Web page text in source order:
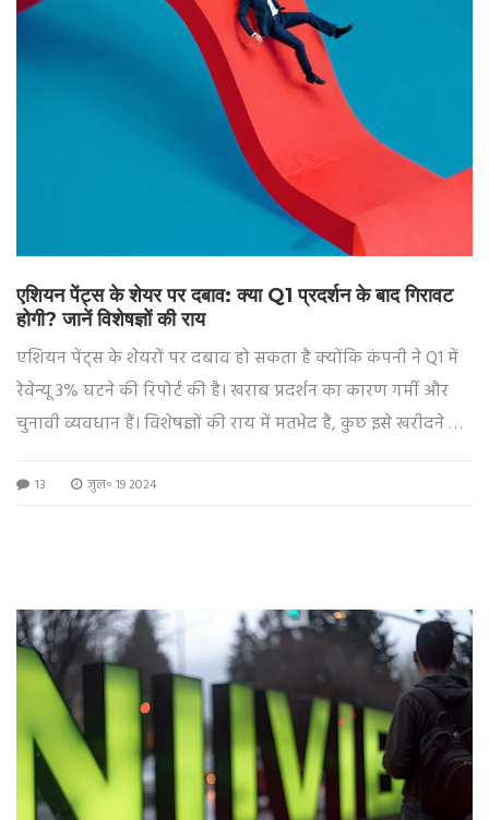
एशियन पेंट्स के शेयर पर दबाव: क्या Q1 प्रदर्शन के बाद गिरावट
होगी? जानें विशेषज्ञों की राय
एशियन पेंट्स के शेयरों पर दबाव हो सकता है क्योंकि कंपनी ने Q1 में
रेवेन्यू 3% घटने की रिपोर्ट की है। खराब प्रदर्शन का कारण गर्मी और
चुनावी व्यवधान हैं। विशेषज्ञों की राय में मतभेद है, कुछ इसे खरीदने का
13 जुल॰ 19 2024